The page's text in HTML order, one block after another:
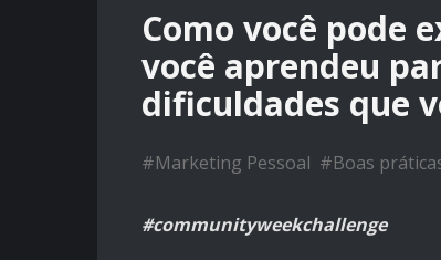
Como você pode
você aprendeu
dificuldades que
#Marketing Pessoal #Boas
#communityweekchallenge